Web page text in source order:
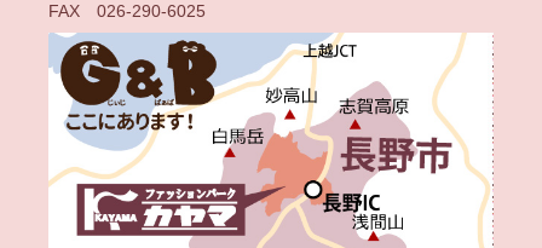
FAX 026-290-6025